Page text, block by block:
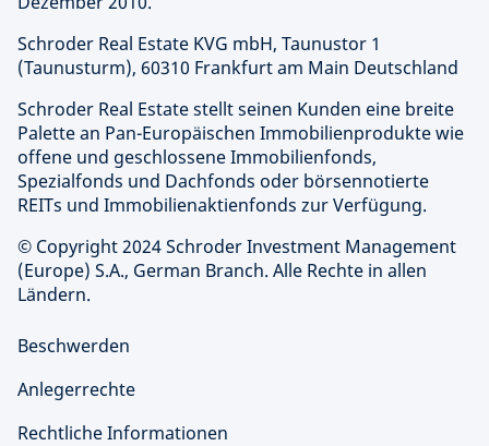
Schroder Real Estate KVG mbH, Taunustor 1
(Taunusturm), 60310 Frankfurt am Main Deutschland
Schroder Real Estate stellt seinen Kunden eine breite
Palette an Pan-Europäischen Immobilienprodukte wie
offene und geschlossene Immobilienfonds,
Spezialfonds und Dachfonds oder börsennotierte
REITs und Immobilienaktienfonds zur Verfügung.
© Copyright 2024 Schroder Investment Management
(Europe) S.A., German Branch. Alle Rechte in allen
Ländern.
Beschwerden
Anlegerrechte
Rechtliche Informationen